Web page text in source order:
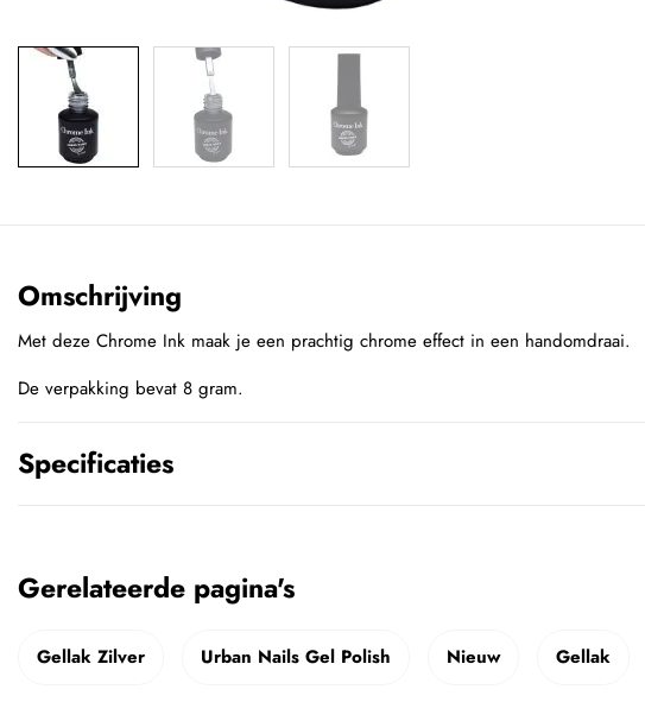
Omschrijving
Met deze Chrome Ink maak je een prachtig chrome effect in een handomdraai.
De verpakking bevat 8 gram.
Specificaties
Gerelateerde pagina's
Gellak Zilver Urban Nails Gel Polish Nieuw Gellak